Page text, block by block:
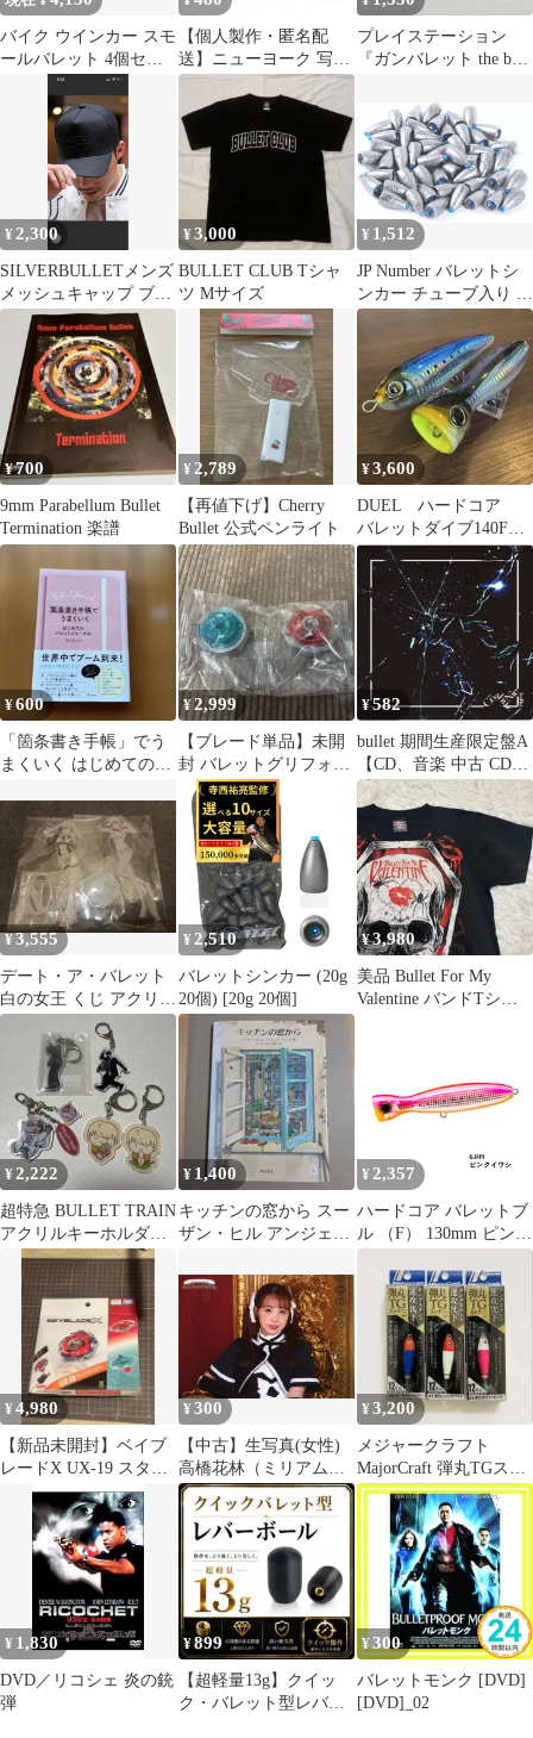
バイク ウインカー スモ
ールバレット 4個セッ
ト IM-Trading
【個人製作・匿名配
送】ニューヨーク 写真
集 NY週末弾丸一人旅
プレイステーション
『ガンバレット the best
¥ 2,300
SILVERBULLETメンズ
メッシュキャップ ブラ
ック！
¥3,000
BULLET CLUB Tシャ
ツ Mサイズ
¥ 1,512
JP Number バレットシ
ンカー チューブ入り 鉛
釣り道具 重り 錘 ワー
ム テキサスリグ (鉛色,
7g， 50個セット)
¥700
9mm Parabellum Bullet
Termination 楽譜
¥2,789
【再値下げ】Cherry
Bullet 公式ペンライト
¥3,600
DUEL ハードコア
バレットダイブ140F
バレットブル130F セ
ット
¥600
「箇条書き手帳」でう
まくいく はじめてのバ
¥2,999
【ブレード単品】未開
封 バレットグリフォン
ベイブレードX
¥582
bullet 期間生産限定盤A
【CD、音楽 中古 CD】
レンタル落ち
¥3,555
デート・ア・バレット
白の女王 くじ アクリル
スタンド
¥ 2,510
バレットシンカー (20g
20個) [20g 20個]
¥3,980
美品 Bullet For My
Valentine バンドTシャ
¥2,222
超特急 BULLET TRAIN
アクリルキーホルダー
5点セット
¥ 1,400
キッチンの窓から スー
ザン・ヒル アンジェ
¥ 2,357
ハードコア バレットブ
ル （F） 130mm ピンク
¥4,980
【新品未開封】ベイブ
レードX UX-19 スター
ター バレットグリフォ
¥300
【中古】生写真(女性)
高橋花林（ミリアム・
ヒルデガルド・v・グロ
ピウス）/横型・キャラ
クターショット/「アサ
ルトリリィ Last Bullet
LIVE Lily’s Dreamin’ ☆
Party」キャストトレー
ディングブロマイド 一
柳隊
¥3,200
メジャークラフト
MajorCraft 弾丸TGスッ
テ 12号 3個
¥ 1,830
DVD／リコシェ 炎の銃
弾
¥899
【超軽量13g】クイッ
ク・バレット型レバー
¥300
バレットモンク [DVD]
[DVD]_02